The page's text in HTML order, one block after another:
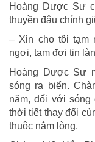
Hoàng Dược Sư
thuyền đậu chính
– Xin cho tôi tạm
ngơi, tạm đợi tin
Hoàng Dược Sư
sóng ra biển.
năm, đối với
thời tiết thay đổi
thuộc nằm lòng.